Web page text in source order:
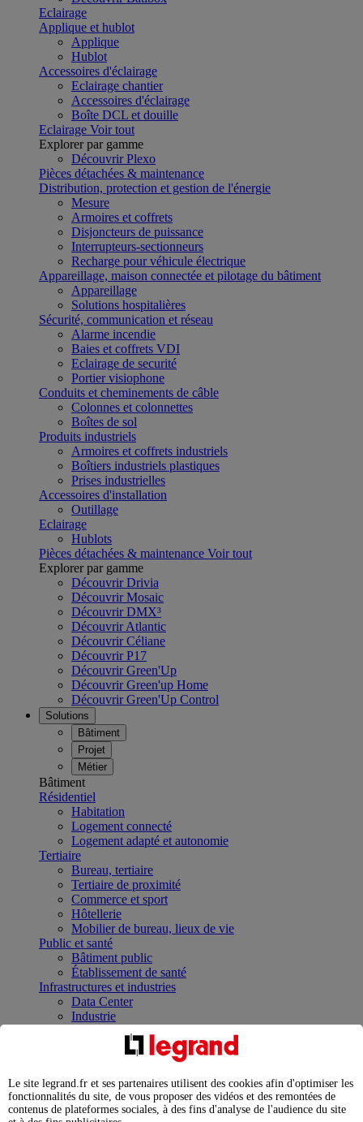
Eclairage
Applique et hublot
Applique
Hublot
Accessoires d'éclairage
Eclairage chantier
Accessoires d'éclairage
Boîte DCL et douille
Eclairage Voir tout
Explorer par gamme
Découvrir Plexo
Pièces détachées & maintenance
Distribution, protection et gestion de l'énergie
Mesure
Armoires et coffrets
Disjoncteurs de puissance
Interrupteurs-sectionneurs
Recharge pour véhicule électrique
Appareillage, maison connectée et pilotage du bâtiment
Appareillage
Solutions hospitalières
Sécurité, communication et réseau
Alarme incendie
Baies et coffrets VDI
Eclairage de securité
Portier visiophone
Conduits et cheminements de câble
Colonnes et colonnettes
Boîtes de sol
Produits industriels
Armoires et coffrets industriels
Boîtiers industriels plastiques
Prises industrielles
Accessoires d'installation
Outillage
Eclairage
Hublots
Pièces détachées & maintenance Voir tout
Explorer par gamme
Découvrir Drivia
Découvrir Mosaic
Découvrir DMX³
Découvrir Atlantic
Découvrir Céliane
Découvrir P17
Découvrir Green'Up
Découvrir Green'up Home
Découvrir Green'Up Control
Solutions
Bâtiment
Projet
Métier
Bâtiment
Résidentiel
Habitation
Logement connecté
Logement adapté et autonomie
Tertiaire
Bureau, tertiaire
Tertiaire de proximité
Commerce et sport
Hôtellerie
Mobilier de bureau, lieux de vie
Public et santé
Bâtiment public
Établissement de santé
Infrastructures et industries
Data Center
Industrie
Infrastructures
Contrôler et planifier le fonctionnement des appareils
Répartir et optimiser son tableau électrique
Legrand Data Center Solutions : concentrer les
expertises au service de vos performances
Le site legrand.fr et ses partenaires utilisent des cookies afin d'optimiser les
fonctionnalités du site, de vous proposer des vidéos et des remontées de
contenus de plateformes sociales, à des fins d'analyse de l'audience du site